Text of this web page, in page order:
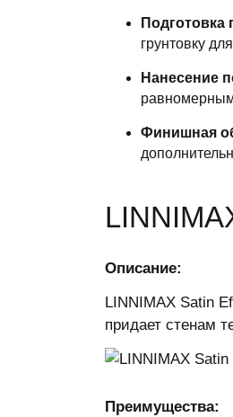
Подготовка
грунтовку
Нанесение
равномерным
Финишная
Описание:
LINNIMAX Satin
придает стенам
Преимущества: